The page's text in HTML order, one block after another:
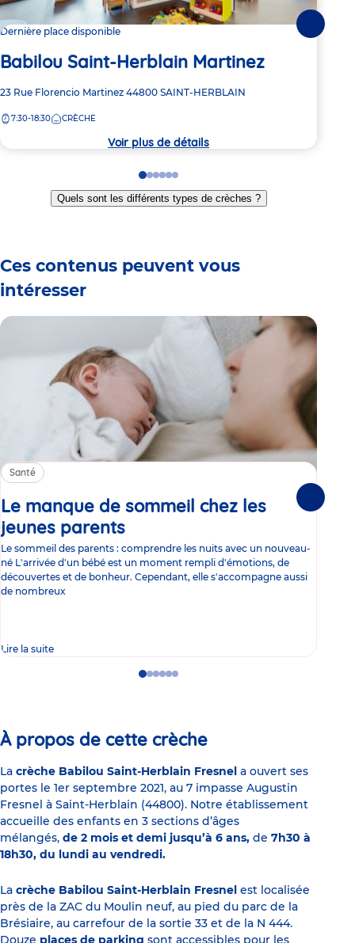
Dernière place disponible
Babilou Saint-Herblain Martinez
Adresse
la
23 Rue Florencio Martinez 44800 SAINT-HERBLAIN
7:30-18:30 CRÈCHE
Voir plus de détails
Go
to
slide
Go
to
slide
Go
to
slide
Go
to
slide
Go
to
slide
Go
to
slide
Quels sont les différents types de crèches ?
Ces contenus peuvent vous
intéresser
Santé
Le manque de sommeil chez les
jeunes parents
Le sommeil des parents : comprendre les nuits avec un nouveau-
né L'arrivée d'un bébé est un moment rempli d'émotions, de
découvertes et de bonheur. Cependant, elle s'accompagne aussi
de nombreux
Lire la suite
GoGoGoGo
GoGo
À propos de cette crèche
La crèche Babilou Saint-Herblain Fresnel a ouvert ses
portes le 1er septembre 2021, au 7 impasse Augustin
Fresnel à Saint-Herblain (44800). Notre établissement
accueille des enfants en 3 sections d’âges
mélangés, de 2 mois et demi jusqu’à 6 ans, de 7h30 à
18h30, du lundi au vendredi.
La crèche Babilou Saint-Herblain Fresnel est localisée
près de la ZAC du Moulin neuf, au pied du parc de la
Brésiaire, au carrefour de la sortie 33 et de la N 444.
Douze places de parking sont accessibles pour les